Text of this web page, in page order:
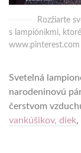
Rozžiarte
s lampiónikmi,
www.pinterest.com
Svetelná
narodeninovú
čerstvom
vankúšikov, diek,